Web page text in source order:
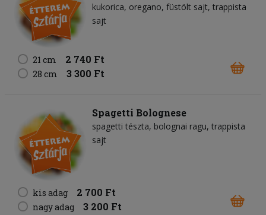
kukorica oregano füstölt sajt trappista
sajt
21 cm 2 740 Ft
28 cm 3 300 Ft
Spagetti Bolognese
spagetti tészta bolognai ragu trappista
sajt
kis adag 2 700 Ft
nagy adag 3 200 Ft